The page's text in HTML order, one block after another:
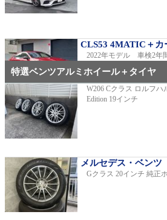
CLS53 4MATIC＋カ
2022年モデル 車検2年
特選ベンツアルミホイール＋タイヤ
W206 Cクラス ロルフハ
Edition 19インチ
メルセデス・ベンツ
Gクラス 20インチ 純正